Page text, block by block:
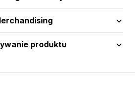
produktu